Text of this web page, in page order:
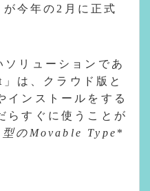
が今年の2月に正式
リューションであ
は、クラウド版と
インストールをする
らすぐに使うことが
型のMovable Type *